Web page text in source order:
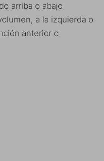
arriba o abajo
a la izquierda o
anterior o